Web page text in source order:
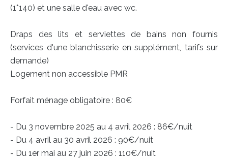
(1*140) et une salle d'eau avec wc.
Draps des lits et serviettes de bains non fournis
(services d'une blanchisserie en supplément, tarifs sur
demande)
Logement non accessible PMR
Forfait ménage obligatoire : 80€
- Du 3 novembre 2025 au 4 avril 2026 : 86€/nuit
- Du 4 avril au 30 avril 2026 : 90€/nuit
- Du 1er mai au 27 juin 2026 : 110€/nuit